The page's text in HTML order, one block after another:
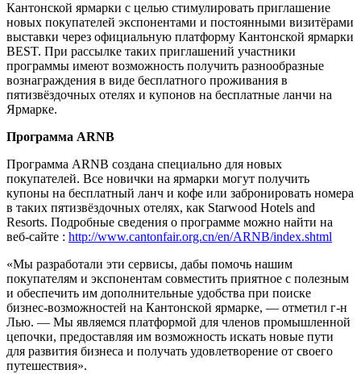
Кантонской ярмарки с целью стимулировать приглашение
новых покупателей экспонентами и постоянными визитёрами
выставки через официальную платформу Кантонской ярмарки
BEST. При рассылке таких приглашений участники
программы имеют возможность получить разнообразные
вознаграждения в виде бесплатного проживания в
пятизвёздочных отелях и купонов на бесплатные ланчи на
Ярмарке.
Программа ARNB
Программа ARNB создана специально для новых
покупателей. Все новички на ярмарки могут получить
купоны на бесплатный ланч и кофе или забронировать номера
в таких пятизвёздочных отелях, как Starwood Hotels and
Resorts. Подробные сведения о программе можно найти на
веб-сайте : http://www.cantonfair.org.cn/en/ARNB/index.shtml
«Мы разработали эти сервисы, дабы помочь нашим
покупателям и экспонентам совместить приятное с полезным
и обеспечить им дополнительные удобства при поиске
бизнес-возможностей на Кантонской ярмарке, — отметил г-н
Лью. — Мы являемся платформой для членов промышленной
цепочки, предоставляя им возможность искать новые пути
для развития бизнеса и получать удовлетворение от своего
путешествия».